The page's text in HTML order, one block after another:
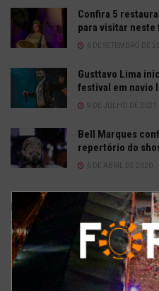
Confira 5
para visitar neste
6 DE SETEMBRO DE
Gusttavo Lima
festival em navio
9 DE JULHO DE 2021
Bell Marques
repertório do
6 DE ABRIL DE 2020
Enquetes
Como está